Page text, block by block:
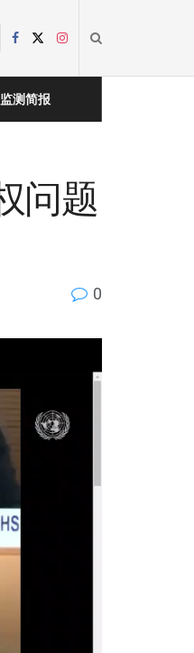
监测简报
问题
0